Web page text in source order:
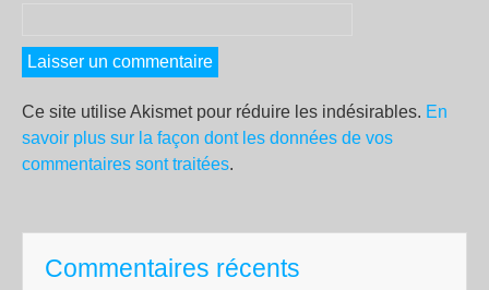
Ce site utilise Akismet pour réduire les indésirables. En
savoir plus sur la façon dont les données de vos
commentaires sont traitées.
Commentaires récents